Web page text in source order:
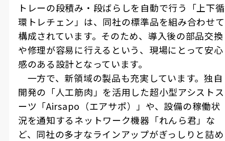
トレーの段積み・段ばらしを自動で行う「上下循
環トレチェン」は、同社の標準品を組み合わせて
構成されています。そのため、導入後の部品交換
や修理が容易に行えるという、現場にとって安心
感のある設計となっています。
一方で、新領域の製品も充実しています。独自
開発の「人工筋肉」を活用した超小型アシストス
ーツ「Airsapo（エアサポ）」や、設備の稼働状
況を通知するネットワーク機器「れんら君」な
ど、同社の多才なラインアップがぎっしりと詰め